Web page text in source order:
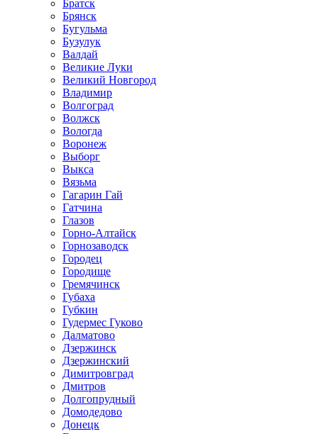
Братск
Брянск
Бугульма
Бузулук
Валдай
Великие Луки
Великий Новгород
Владимир
Волгоград
Волжск
Вологда
Воронеж
Выборг
Выкса
Вязьма
Гагарин Гай
Гатчина
Глазов
Горно-Алтайск
Горнозаводск
Городец
Городище
Гремячинск
Губаха
Губкин
Гудермес Гуково
Далматово
Дзержинск
Дзержинский
Димитровград
Дмитров
Долгопрудный
Домодедово
Донецк